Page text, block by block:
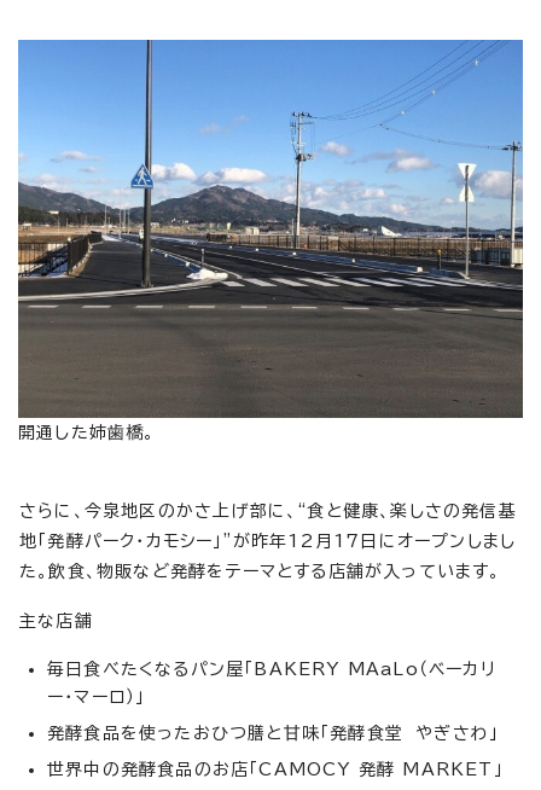
開通した姉歯橋。
さらに、今泉地区のかさ上げ部に、“食と健康、楽しさの発信基
地「発酵パーク・カモシー」”が昨年12月17日にオープンしまし
た。飲食、物販など発酵をテーマとする店舗が入っています。
主な店舗
毎日食べたくなるパン屋「BAKERY MAaLo（ベーカリ
ー・マーロ）」
発酵食品を使ったおひつ膳と甘味「発酵食堂 やぎさわ」
世界中の発酵食品のお店「CAMOCY 発酵 MARKET」